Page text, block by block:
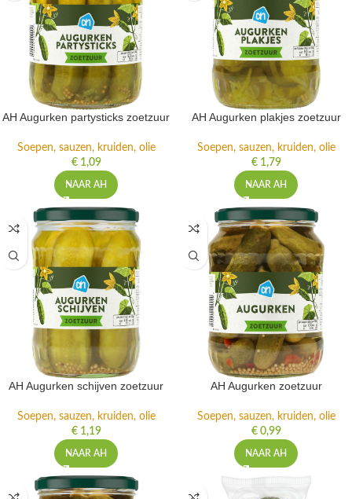
AH Augurken partysticks zoetzuur
Soepen, sauzen, kruiden, olie
€1,09
NAAR AH
AH Augurken plakjes zoetzuur
Soepen, sauzen, kruiden, olie
€1,79
NAAR AH
AH Augurken schijven zoetzuur
Soepen, sauzen, kruiden, olie
€1,19
NAAR AH
AH Augurken zoetzuur
Soepen, sauzen, kruiden, olie
€0,99
NAAR AH